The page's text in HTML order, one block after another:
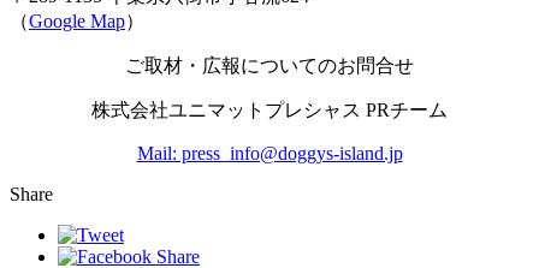
（Google Map）
ご取材・広報についてのお問合せ
株式会社ユニマットプレシャス PRチーム
Mail: press_info@doggys-island.jp
Share